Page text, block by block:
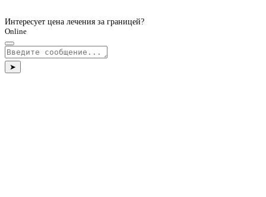
Интересует цена лечения за границей?
Online
➤